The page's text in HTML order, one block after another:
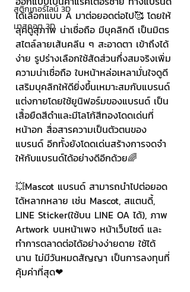
สติกเกอร์ไลน์ 3D
มาสคอต 3D
ได้เลือกแบบ A มาต่อยอดต่อไป🥰 โดยให้
ลุคดูสุภาพ น่าเชื่อถือ มีบุคลิกดี เป็นมิตร
สไตล์ลายเส้นคลีน ๆ สะอาดตา เข้าถึงได้
ง่าย รูปร่างเลือกใช้สัดส่วนกึ่งสมจริงเพิ่ม
ความน่าเชื่อถือ ใบหน้าหล่อเหลามั่นใจดูดี
เสริมบุคลิกให้ดียิ่งขึ้นเหมาะสมกับแบรนด์
แต่งกายโดยใช้ยูนิฟอร์มของแบรนด์ เป็น
เสื้อยืดสีดำและมีโลโก้สีทองโดดเด่นที่
หน้าอก สื่อสารความเป็นตัวตนของ
แบรนด์ อีกทั้งยังโดดเด่นสร้างการจดจำ
ให้กับแบรนด์ได้อย่างดีอีกด้วย🌈
💥Mascot แบรนด์ สามารถนำไปต่อยอด
ได้หลากหลาย เช่น Mascot, สแตนดี้,
LINE Sticker(ใช้บน LINE OA ได้), ภาพ
Artwork บนหน้าเพจ หน้าเว็บไซต์ และ
ทำการตลาดต่อได้อย่างง่ายดาย ใช้ได้
นาน ไม่มีวันหมดสัญญา เป็นการลงทุนที่
คุ้มค่าที่สุด❤